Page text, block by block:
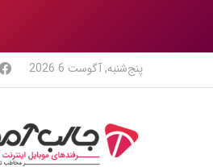
پنج‌شنبه, آگوست 6 2026